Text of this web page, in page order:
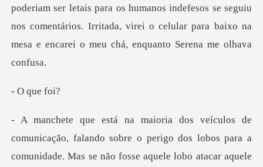
poderiam
que
lobos para a
comunidade. Mas se não fosse aquele lobo atacar aquele